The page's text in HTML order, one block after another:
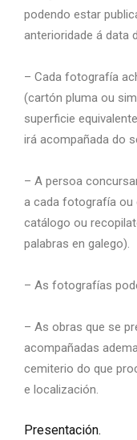
podendo estar
anterioridade á data
– Cada fotografía
(cartón pluma ou
superficie
irá acompañada do
– A persoa
a cada fotografía ou
catálogo ou
palabras en galego).
– As fotografías
– As obras que se
acompañadas
cemiterio do que
e localización.
Presentación.